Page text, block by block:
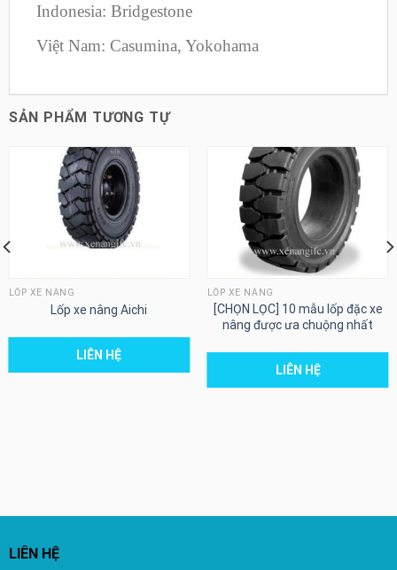
Indonesia: Bridgestone
Việt Nam: Casumina, Yokohama
SẢN PHẨM TƯƠNG TỰ
LỐP XE NÂNG
Lốp xe nâng Aichi
LIÊN HỆ
LỐP XE NÂNG
[CHỌN LỌC] 10 mẫu lốp đặc xe
nâng được ưa chuộng nhất
LIÊN HỆ
LIÊN HỆ